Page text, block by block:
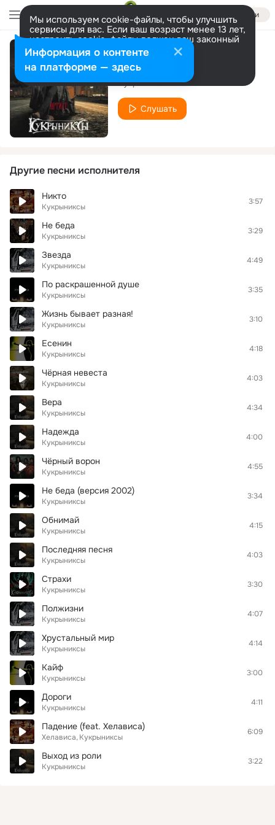
Войти
Мы используем cookie-файлы, чтобы улучшить
сервисы для вас. Если ваш возраст менее 13 лет,
настроить cookie-файлы должен ваш законный
представитель. Больше информации
Разрешить все Настроить
Экклезиаст
Кукрыниксы
Слушать
Другие песни исполнителя
Никто
Кукрыниксы
3:57
Не беда
Кукрыниксы
3:29
Звезда
Кукрыниксы
4:49
По раскрашенной душе
Кукрыниксы
3:35
Жизнь бывает разная!
Кукрыниксы
3:10
Есенин
Кукрыниксы
4:18
Чёрная невеста
Кукрыниксы
4:03
Вера
Кукрыниксы
4:34
Надежда
Кукрыниксы
4:00
Чёрный ворон
Кукрыниксы
4:55
Не беда (версия 2002)
Кукрыниксы
3:34
Обнимай
Кукрыниксы
4:15
Последняя песня
Кукрыниксы
4:03
Страхи
Кукрыниксы
3:30
Полжизни
Кукрыниксы
4:07
Хрустальный мир
Кукрыниксы
4:14
Кайф
Кукрыниксы
3:00
Дороги
Кукрыниксы
4:11
Падение (feat. Хелависа)
Хелависа Кукрыниксы
6:09
Выход из роли
Кукрыниксы
3:22
Информация о контенте
на платформе — здесь